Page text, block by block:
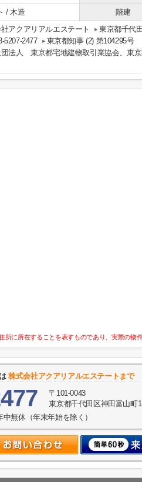
/ 木造 階建
アクアリアルエステート
東京都千代
5207-2477
東京都知事 (2) 第104295号
法人 東京都宅地建物取引業協会、東
に所在することを表すものであり、実際の物
株式会社アクアリアルエステートまで
〒101-0043
東京都千代田区神田富山町
無休（年末年始を除く）